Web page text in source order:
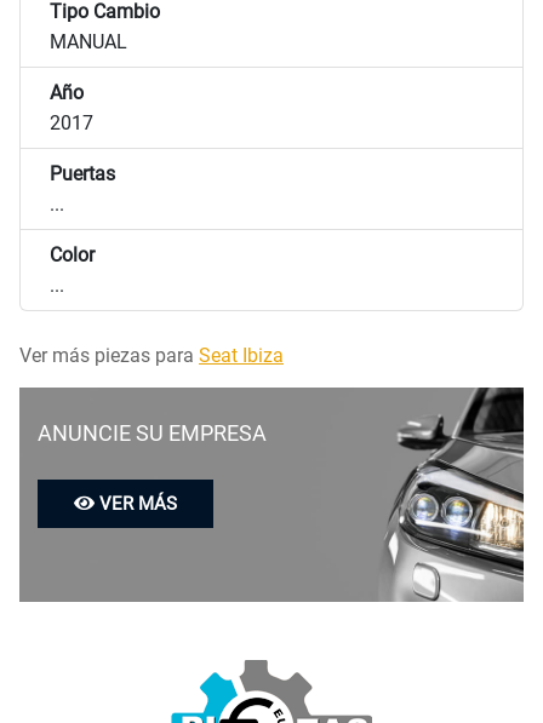
Tipo Cambio
MANUAL
Año
2017
Puertas
...
Color
...
Ver más piezas para Seat Ibiza
ANUNCIE SU EMPRESA
VER MÁS